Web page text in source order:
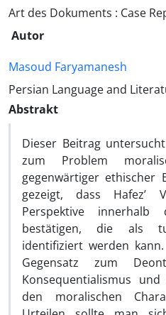
Art des Dokuments : Case
Autor
Masoud Faryamanesh
Persian Language and
Abstrakt
Dieser Beitrag
zum Problem
gegenwärtiger ethischer
gezeigt, dass Hafez’
Perspektive
bestätigen, die als
identifiziert werden
Gegensatz zum
Konsequentialismus
den moralischen